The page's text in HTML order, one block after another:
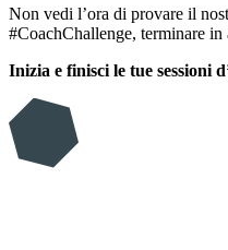
Non vedi l’ora di provare il
#CoachChallenge, terminare in
Inizia e finisci le tue sessioni